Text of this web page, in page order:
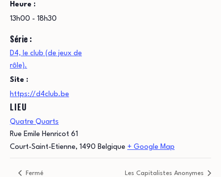
Heure :
13h00 - 18h30
Série :
D4, le club (de jeux de
rôle).
Site :
https://d4club.be
LIEU
Quatre Quarts
Rue Emile Henricot 61
Court-Saint-Etienne, 1490 Belgique + Google Map
Fermé Les Capitalistes Anonymes